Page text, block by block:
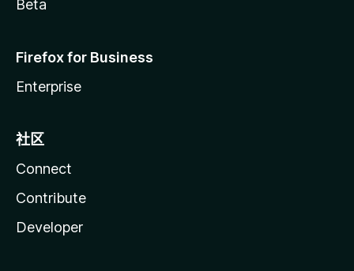
Beta
Firefox for Business
Enterprise
社区
Connect
Contribute
Developer